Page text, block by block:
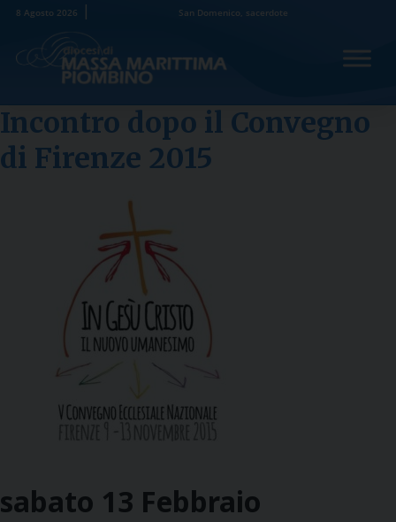
Skip
content
8 Agosto 2026 San Domenico, sacerdote
Incontro dopo il Convegno
di Firenze 2015
sabato 13 Febbraio